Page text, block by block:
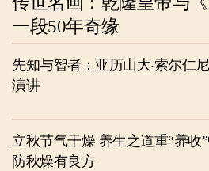
一段50年奇缘
先知与智者：亚历山大‧索尔仁
演讲
立秋节气干燥 养生之道重“养收
防秋燥有良方